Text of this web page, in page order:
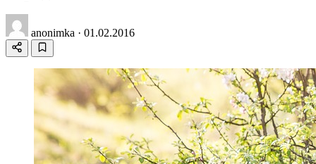
anonimka · 01.02.2016